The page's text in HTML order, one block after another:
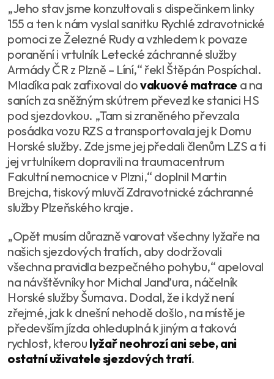
„Jeho stav jsme konzultovali s dispečinkem linky
155 a ten k nám vyslal sanitku Rychlé zdravotnické
pomoci ze Železné Rudy a vzhledem k povaze
poranění i vrtulník Letecké záchranné služby
Armády ČR z Plzně – Líní,“ řekl Štěpán Pospíchal.
Mladíka pak zafixoval dovakuové matrace a na
saních za sněžným skútrem převezl ke stanici HS
pod sjezdovkou. „Tam si zraněného převzala
posádka vozu RZS a transportovala jej k Domu
Horské služby. Zde jsme jej předali členům LZS a ti
jej vrtulníkem dopravili na traumacentrum
Fakultní nemocnice v Plzni,“ doplnil Martin
Brejcha, tiskový mluvčí Zdravotnické záchranné
služby Plzeňského kraje.
„Opět musím důrazně varovat všechny lyžaře na
našich sjezdových tratích, aby dodržovali
všechna pravidla bezpečného pohybu,“ apeloval
na návštěvníky hor Michal Janďura, náčelník
Horské služby Šumava. Dodal, že i když není
zřejmé, jak k dnešní nehodě došlo, na místě je
především jízda ohleduplná k jiným a taková
rychlost, kterou lyžař neohrozí ani sebe, ani
ostatní uživatele sjezdových tratí.